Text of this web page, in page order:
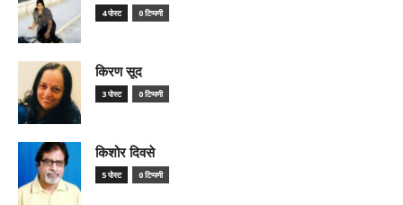
4 पोस्ट 0 टिप्पणी
किरण सूद
3 पोस्ट 0 टिप्पणी
किशोर दिवसे
5 पोस्ट 0 टिप्पणी